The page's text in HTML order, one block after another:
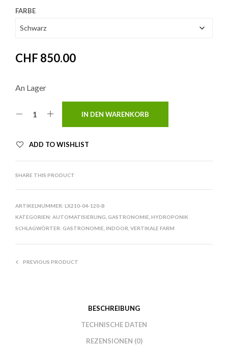
FARBE
CHF 850.00
An Lager
IN DEN WARENKORB
ADD TO WISHLIST
SHARE THIS PRODUCT
ARTIKELNUMMER: LX210-04-120-B
KATEGORIEN: AUTOMATISIERUNG GASTRONOMIE HYDROPONIK
SCHLAGWÖRTER: GASTRONOMIE INDOOR VERTIKALE FARM
PREVIOUS PRODUCT
BESCHREIBUNG
TECHNISCHE DATEN
REZENSIONEN (0)